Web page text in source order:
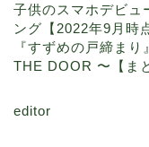
子供のスマホデビ
ング【2022年9月時
『すずめの戸締ま
THE DOOR 〜【ま
editor